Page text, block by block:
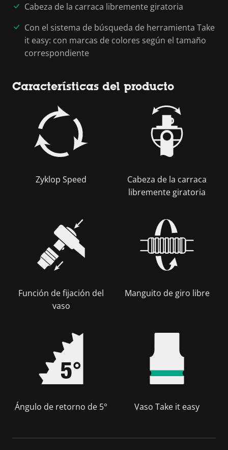
Cabeza de la carraca libremente giratoria
Con el sistema de búsqueda de herramienta Take
it easy: con marcas de colores según el tamaño
correspondiente
Características del producto
Zyklop Speed
Cabeza de la carraca
libremente giratoria
Función de fijación del
vaso
Manguito de giro libre
Ángulo de retorno de 5° Vaso Take it easy